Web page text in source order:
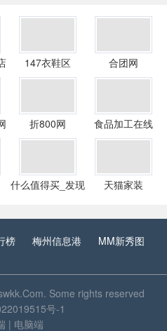
147衣鞋区 合团网
折800网 食品加工在线
什么值得买_发现
天猫家装
榜 梅州信息港
MM新秀图
. Some rights reserved
号-1
| 电脑端